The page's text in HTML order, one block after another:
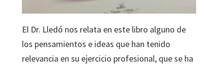
El Dr. Lledó nos relata en este libro alguno de
los pensamientos e ideas que han tenido
relevancia en su ejercicio profesional, que se ha